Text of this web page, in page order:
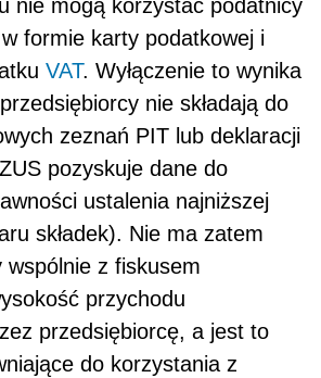
nie mogą korzystać podatnicy
formie karty podatkowej i
VAT. Wyłączenie to wynika
nie składają do
zeznań PIT lub deklaracji
pozyskuje dane do
ustalenia najniższej
składek). Nie ma zatem
wspólnie z fiskusem
przychodu
przedsiębiorcę, a jest to
do korzystania z